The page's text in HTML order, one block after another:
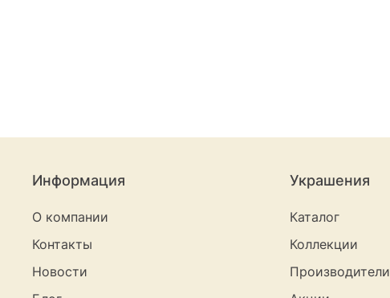
Информация
О компании
Контакты
Новости
Украшения
Каталог
Коллекции
Производители